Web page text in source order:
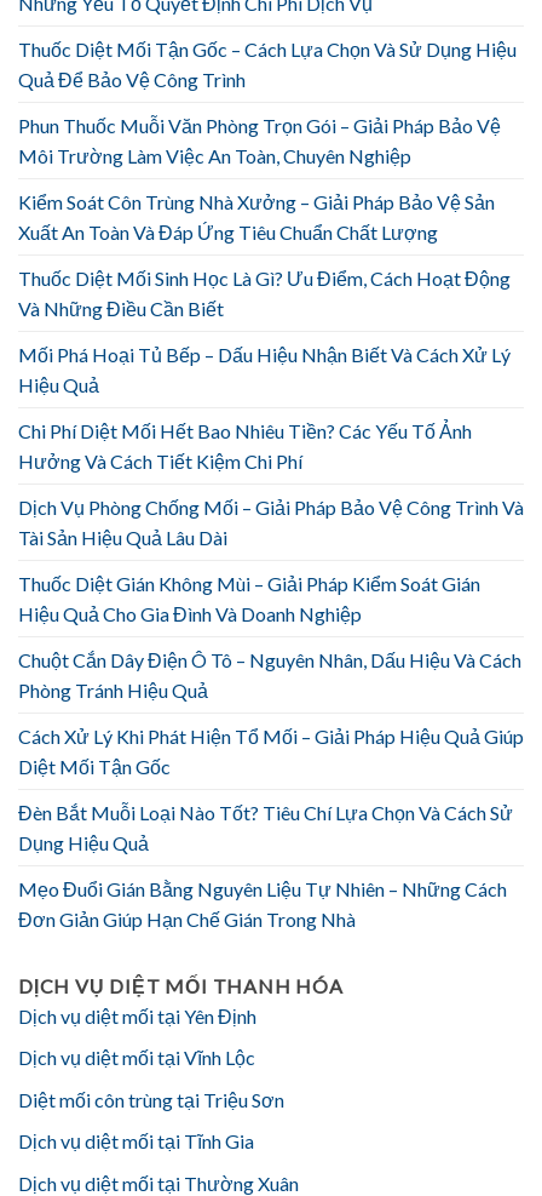
Thuốc Diệt Mối Tận Gốc – Cách Lựa Chọn Và Sử Dụng Hiệu
Quả Để Bảo Vệ Công Trình
Phun Thuốc Muỗi Văn Phòng Trọn Gói – Giải Pháp Bảo Vệ
Môi Trường Làm Việc An Toàn, Chuyên Nghiệp
Kiểm Soát Côn Trùng Nhà Xưởng – Giải Pháp Bảo Vệ Sản
Xuất An Toàn Và Đáp Ứng Tiêu Chuẩn Chất Lượng
Thuốc Diệt Mối Sinh Học Là Gì? Ưu Điểm, Cách Hoạt Động
Và Những Điều Cần Biết
Mối Phá Hoại Tủ Bếp – Dấu Hiệu Nhận Biết Và Cách Xử Lý
Hiệu Quả
Chi Phí Diệt Mối Hết Bao Nhiêu Tiền? Các Yếu Tố Ảnh
Hưởng Và Cách Tiết Kiệm Chi Phí
Dịch Vụ Phòng Chống Mối – Giải Pháp Bảo Vệ Công Trình Và
Tài Sản Hiệu Quả Lâu Dài
Thuốc Diệt Gián Không Mùi – Giải Pháp Kiểm Soát Gián
Hiệu Quả Cho Gia Đình Và Doanh Nghiệp
Chuột Cắn Dây Điện Ô Tô – Nguyên Nhân, Dấu Hiệu Và Cách
Phòng Tránh Hiệu Quả
Cách Xử Lý Khi Phát Hiện Tổ Mối – Giải Pháp Hiệu Quả Giúp
Diệt Mối Tận Gốc
Đèn Bắt Muỗi Loại Nào Tốt? Tiêu Chí Lựa Chọn Và Cách Sử
Dụng Hiệu Quả
Mẹo Đuổi Gián Bằng Nguyên Liệu Tự Nhiên – Những Cách
Đơn Giản Giúp Hạn Chế Gián Trong Nhà
DỊCH VỤ DIỆT MỐI THANH HÓA
Dịch vụ diệt mối tại Yên Định
Dịch vụ diệt mối tại Vĩnh Lộc
Diệt mối côn trùng tại Triệu Sơn
Dịch vụ diệt mối tại Tĩnh Gia
Dịch vụ diệt mối tại Thường Xuân